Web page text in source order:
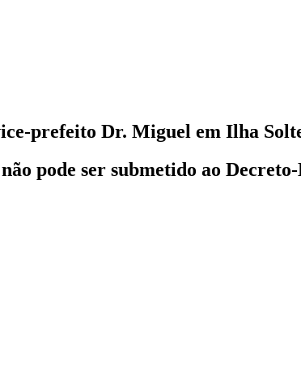
prefeito Dr. Miguel em Ilha
pode ser submetido ao